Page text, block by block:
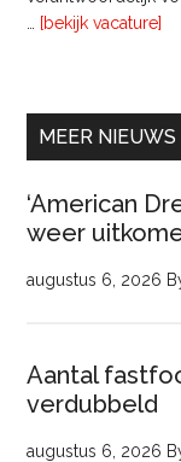
[bekijk vacature]
uur)
MEER NIEUWS
‘American
weer
augustus 6, 2026
Aantal
verdubbeld
augustus 6, 2026